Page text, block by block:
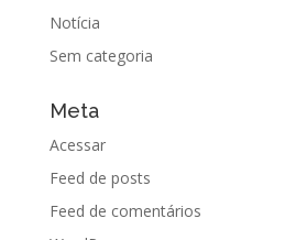
Notícia
Sem categoria
Meta
Acessar
Feed de posts
Feed de comentários